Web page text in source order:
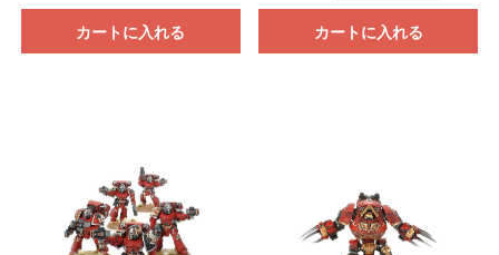
カートに入れる カートに入れる